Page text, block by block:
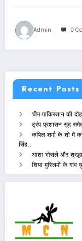
Admin 0
Recent Posts
चीन-पाकिस्तान की
ट्रंप प्रशासन सूद समेत
कपिल शर्मा के शो में
सिंह..
आशा भोसले और
शिया मुस्लिमों के